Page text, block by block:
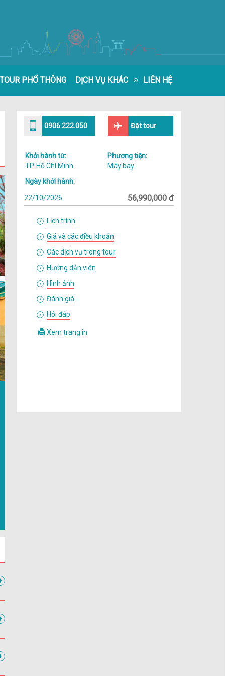
PHỔ THÔNG DỊCH VỤ KHÁC LIÊN HỆ
Đặt tour
0906.222.050
Khởi hành từ:
TP. Hồ Chí Minh
Phương tiện:
Máy bay
Ngày khởi hành:
22/10/2026 56,990,000
Lịch trình
Giá và các điều khoản
Các dịch vụ trong tour
Hướng dẫn viên
Hình ảnh
Đánh giá
Hỏi đáp
Xem trang in